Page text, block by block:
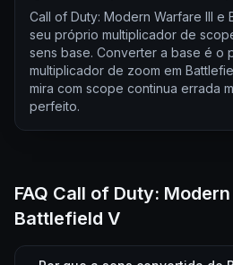
Call of Duty: Modern Warfare III e
seu próprio multiplicador de
sens base. Converter a base é o
multiplicador de zoom em
mira com scope continua errada
perfeito.
FAQ Call of Duty:
Battlefield V